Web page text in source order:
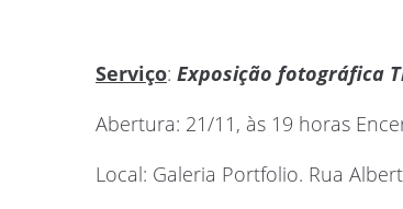
Serviço: Exposição fotográfica
Abertura: 21/11, às 19 horas
Local: Galeria Portfolio. Rua